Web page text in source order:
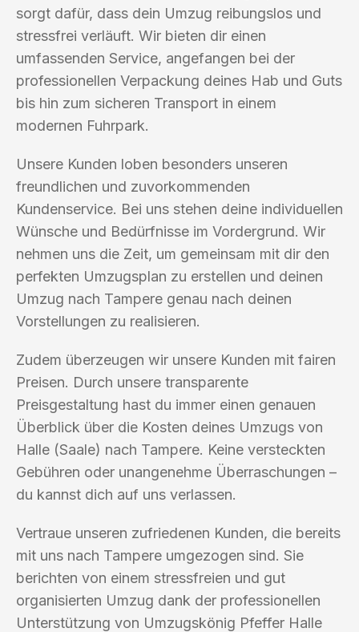
sorgt dafür, dass dein Umzug reibungslos und
stressfrei verläuft. Wir bieten dir einen
umfassenden Service, angefangen bei der
professionellen Verpackung deines Hab und Guts
bis hin zum sicheren Transport in einem
modernen Fuhrpark.
Unsere Kunden loben besonders unseren
freundlichen und zuvorkommenden
Kundenservice. Bei uns stehen deine individuellen
Wünsche und Bedürfnisse im Vordergrund. Wir
nehmen uns die Zeit, um gemeinsam mit dir den
perfekten Umzugsplan zu erstellen und deinen
Umzug nach Tampere genau nach deinen
Vorstellungen zu realisieren.
Zudem überzeugen wir unsere Kunden mit fairen
Preisen. Durch unsere transparente
Preisgestaltung hast du immer einen genauen
Überblick über die Kosten deines Umzugs von
Halle (Saale) nach Tampere. Keine versteckten
Gebühren oder unangenehme Überraschungen –
du kannst dich auf uns verlassen.
Vertraue unseren zufriedenen Kunden, die bereits
mit uns nach Tampere umgezogen sind. Sie
berichten von einem stressfreien und gut
organisierten Umzug dank der professionellen
Unterstützung von Umzugskönig Pfeffer Halle